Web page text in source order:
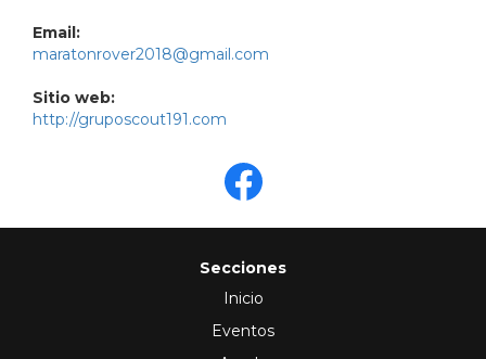
Email:
maratonrover2018@gmail.com
Sitio web:
http://gruposcout191.com
Secciones
Inicio
Eventos